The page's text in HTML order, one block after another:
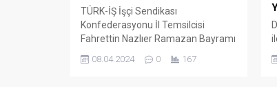
TÜRK-İŞ İşçi Sendikası
Konfederasyonu İl Temsilcisi
Fahrettin Nazlıer Ramazan Bayramı
ve Siirtli vatandaşların Ramazan
08.04.2024 0 167